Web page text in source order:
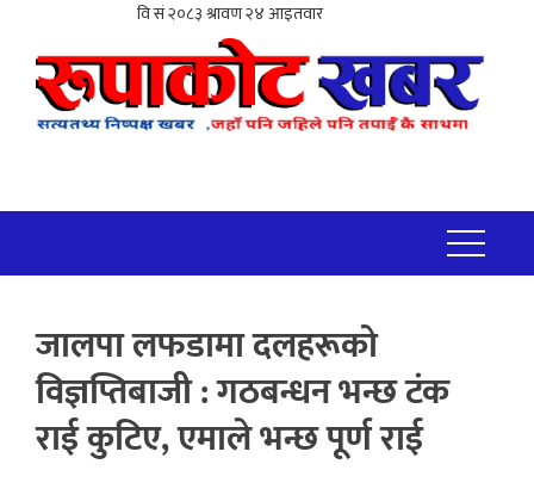
जालपा लफडामा दलहरूको
विज्ञप्तिबाजी : गठबन्धन भन्छ टंक
राई कुटिए, एमाले भन्छ पूर्ण राई